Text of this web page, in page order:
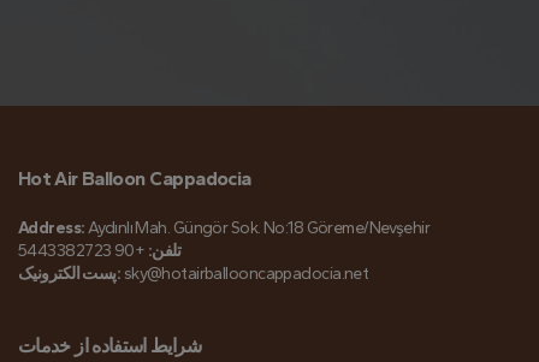
Hot Air Balloon Cappadocia
Address:Aydınlı Mah. Güngör Sok. No:18 Göreme/Nevşehir
تلفن: +90 5443382723
پست الکترونیک: sky@hotairballooncappadocia.net
شرایط استفاده از خدمات